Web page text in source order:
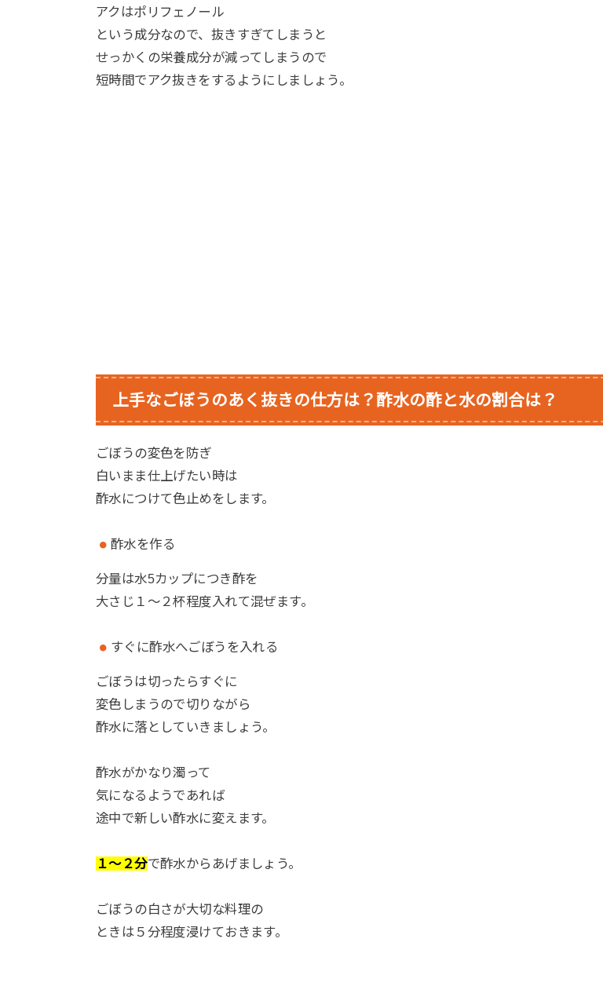
アクはポリフェノール
という成分なので、抜きすぎてしまうと
せっかくの栄養成分が減ってしまうので
短時間でアク抜きをするようにしましょう。
上手なごぼうのあく抜きの仕方は？ 酢水の酢と水の割合は？
ごぼうの変色を防ぎ
白いまま仕上げたい時は
酢水につけて色止めをします。
酢水を作る
分量は水5カップにつき酢を
大さじ１～２杯程度入れて混ぜます。
すぐに酢水へごぼうを入れる
ごぼうは切ったらすぐに
変色しまうので切りながら
酢水に落としていきましょう。
酢水がかなり濁って
気になるようであれば
途中で新しい酢水に変えます。
１～２分で酢水からあげましょう。
ごぼうの白さが大切な料理の
ときは５分程度浸けておきます。